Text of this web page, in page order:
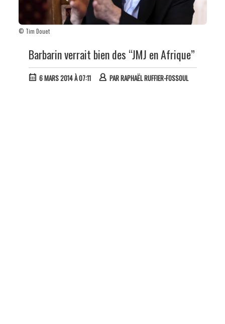
© Tim Douet
Barbarin verrait bien des “JMJ en Afrique”
6 MARS 2014 À 07:11 PARRAPHAËL RUFFIER-FOSSOUL